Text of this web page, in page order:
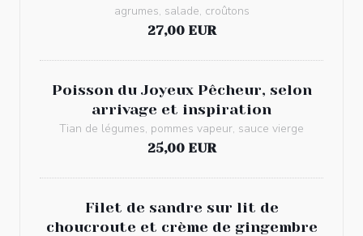
agrumes, salade, croûtons
27,00 EUR
Poisson du Joyeux Pêcheur, selon
arrivage et inspiration
Tian de légumes, pommes vapeur, sauce vierge
25,00 EUR
Filet de sandre sur lit de
choucroute et crème de gingembre